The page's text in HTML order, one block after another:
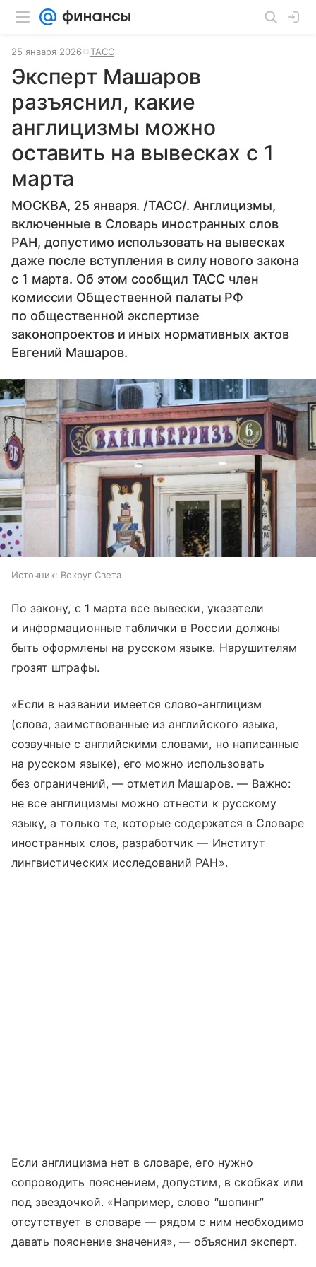
25 января 2026 ТАСС
Эксперт Машаров
разъяснил, какие
англицизмы можно
оставить на вывесках с 1
марта
МОСКВА, 25 января. /ТАСС/. Англицизмы,
включенные в Словарь иностранных слов
РАН, допустимо использовать на вывесках
даже после вступления в силу нового закона
с 1 марта. Об этом сообщил ТАСС член
комиссии Общественной палаты РФ
по общественной экспертизе
законопроектов и иных нормативных актов
Евгений Машаров.
Источник: Вокруг Света
По закону, с 1 марта все вывески, указатели
и информационные таблички в России должны
быть оформлены на русском языке. Нарушителям
грозят штрафы.
«Если в названии имеется слово-англицизм
(слова, заимствованные из английского языка,
созвучные с английскими словами, но написанные
на русском языке), его можно использовать
без ограничений, — отметил Машаров. — Важно:
не все англицизмы можно отнести к русскому
языку, а только те, которые содержатся в Cловаре
иностранных слов, разработчик — Институт
лингвистических исследований РАН».
Если англицизма нет в словаре, его нужно
сопроводить пояснением, допустим, в скобках или
под звездочкой. «Например, слово “шопинг”
отсутствует в словаре — рядом с ним необходимо
давать пояснение значения», — объяснил эксперт.